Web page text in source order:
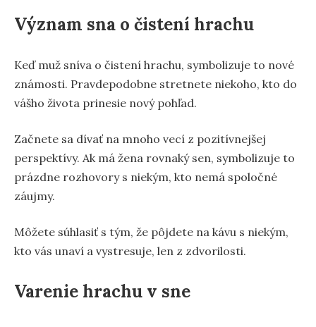
Význam sna o čistení hrachu
Keď muž sníva o čistení hrachu, symbolizuje to nové
známosti. Pravdepodobne stretnete niekoho, kto do
vášho života prinesie nový pohľad.
Začnete sa dívať na mnoho vecí z pozitívnejšej
perspektívy. Ak má žena rovnaký sen, symbolizuje to
prázdne rozhovory s niekým, kto nemá spoločné
záujmy.
Môžete súhlasiť s tým, že pôjdete na kávu s niekým,
kto vás unaví a vystresuje, len z zdvorilosti.
Varenie hrachu v sne